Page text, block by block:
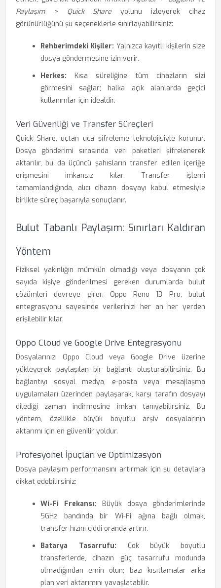
Paylaşım > Quick Share yolunu izleyerek cihaz
görünürlüğünü şu seçeneklerle sınırlayabilirsiniz:
Rehberimdeki Kişiler: Yalnızca kayıtlı kişilerin size
dosya göndermesine izin verir.
Herkes: Kısa süreliğine tüm cihazların sizi
görmesini sağlar; halka açık alanlarda geçici
kullanımlar için idealdir.
Veri Güvenliği ve Transfer Süreçleri
Quick Share, uçtan uca şifreleme teknolojisiyle korunur.
Dosya gönderimi sırasında veri paketleri şifrelenerek
aktarılır, bu da üçüncü şahısların transfer edilen içeriğe
erişmesini imkansız kılar. Transfer işlemi
tamamlandığında, alıcı cihazın dosyayı kabul etmesiyle
birlikte süreç başarıyla sonuçlanır.
Bulut Tabanlı Paylaşım: Sınırları Kaldıran
Yöntem
Fiziksel yakınlığın mümkün olmadığı veya dosyanın çok
sayıda kişiye gönderilmesi gereken durumlarda bulut
çözümleri devreye girer. Oppo Reno 13 Pro, bulut
entegrasyonu sayesinde verilerinizi her an her yerden
erişilebilir kılar.
Oppo Cloud ve Google Drive Entegrasyonu
Dosyalarınızı Oppo Cloud veya Google Drive üzerine
yükleyerek paylaşılan bir bağlantı oluşturabilirsiniz. Bu
bağlantıyı sosyal medya, e-posta veya mesajlaşma
uygulamaları üzerinden paylaşarak, karşı tarafın dosyayı
dilediği zaman indirmesine imkan tanıyabilirsiniz. Bu
yöntem, özellikle büyük boyutlu arşiv dosyalarının
aktarımı için en güvenilir yoldur.
Profesyonel İpuçları ve Optimizasyon
Dosya paylaşım performansını artırmak için şu detaylara
dikkat edebilirsiniz:
Wi-Fi Frekansı: Büyük dosya gönderimlerinde
5GHz bandında bir Wi-Fi ağına bağlı olmak,
transfer hızını ciddi oranda artırır.
Batarya Tasarrufu: Çok büyük boyutlu
transferlerde, cihazın güç tasarrufu modunda
olmadığından emin olun; bazı kısıtlamalar arka
plan veri aktarımını yavaşlatabilir.